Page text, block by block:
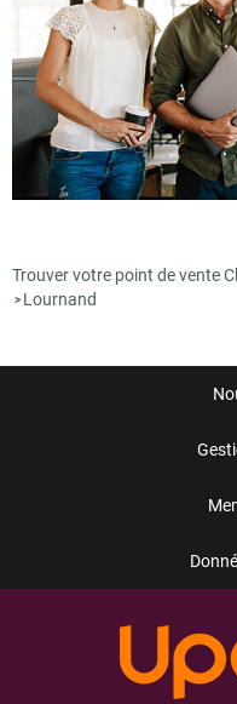
Trouver votre point de vente
> Lournand